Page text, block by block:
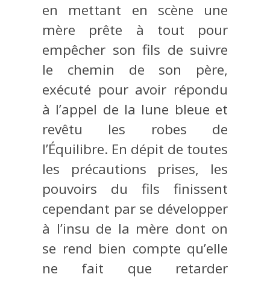
en mettant en scène une
mère prête à tout pour
empêcher son fils de suivre
le chemin de son père,
exécuté pour avoir répondu
à l’appel de la lune bleue et
revêtu les robes de
l’Équilibre. En dépit de toutes
les précautions prises, les
pouvoirs du fils finissent
cependant par se développer
à l’insu de la mère dont on
se rend bien compte qu’elle
ne fait que retarder